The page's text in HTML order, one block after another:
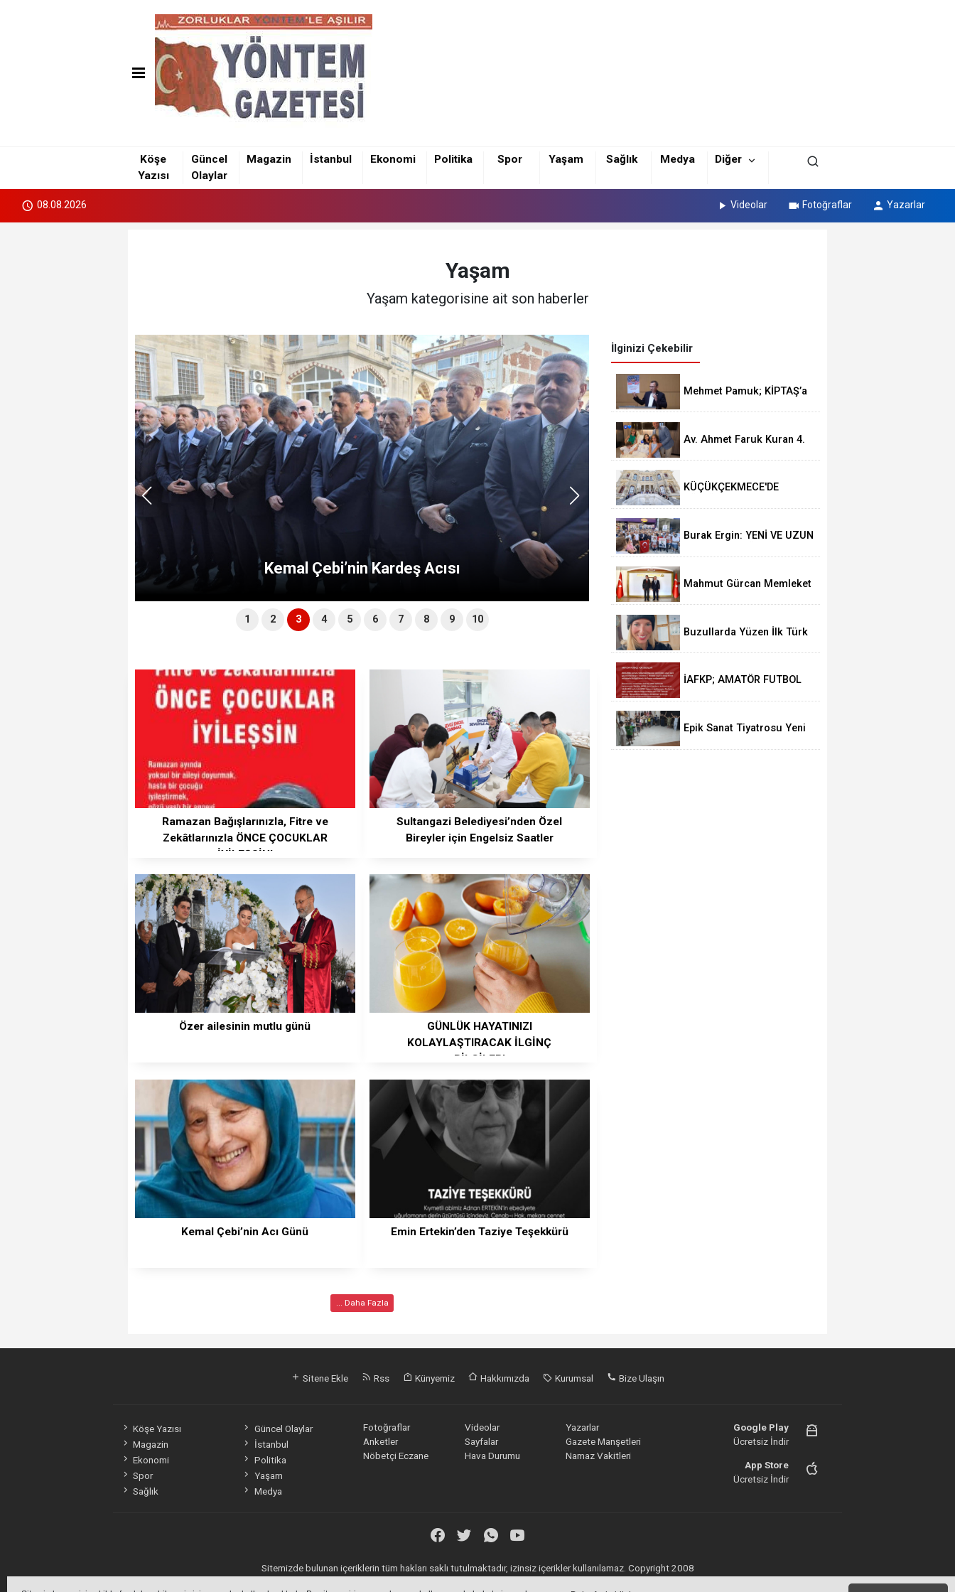
Köşe
Yazısı
Güncel
Olaylar
Magazin İstanbul Ekonomi Politika Spor Yaşam Sağlık Medya Diğer
08.08.2026 Videolar Fotoğraflar Yazarlar
Yaşam
Yaşam kategorisine ait son haberler
Kemal Çebi’nin Kardeş Acısı
1 2 3 4 5 6 7 8 9 10
Ramazan Bağışlarınızla, Fitre ve
Zekâtlarınızla ÖNCE ÇOCUKLAR
İYİLEŞSİN!
Sultangazi Belediyesi’nden Özel
Bireyler için Engelsiz Saatler
Özer ailesinin mutlu günü
GÜNLÜK HAYATINIZI
KOLAYLAŞTIRACAK İLGİNÇ
BİLGİLER!
Kemal Çebi’nin Acı Günü Emin Ertekin’den Taziye Teşekkürü
... Daha Fazla
İlginizi Çekebilir
Mehmet Pamuk; KİPTAŞ’a
Av. Ahmet Faruk Kuran 4.
KÜÇÜKÇEKMECE'DE
GEZİLERİNDE YENİ ROTA
Burak Ergin: YENİ VE UZUN
ÇIKIYORUZ!
Mahmut Gürcan Memleket
Buzullarda Yüzen İlk Türk
İAFKP; AMATÖR FUTBOL
Epik Sanat Tiyatrosu Yeni
Başladı
Sitene Ekle Rss Künyemiz Hakkımızda Kurumsal Bize Ulaşın
Köşe Yazısı
Güncel Olaylar
Magazin
İstanbul
Ekonomi
Politika
Spor
Yaşam
Sağlık
Medya
Fotoğraflar Videolar
Yazarlar
Anketler
Sayfalar
Gazete Manşetleri
Nöbetçi Eczane
Hava Durumu Namaz Vakitleri
Google Play
Ücretsiz İndir
App Store
Ücretsiz İndir
Sitemizde bulunan içeriklerin tüm hakları saklı tutulmaktadır, izinsiz içerikler kullanılamaz. Copyright 2008